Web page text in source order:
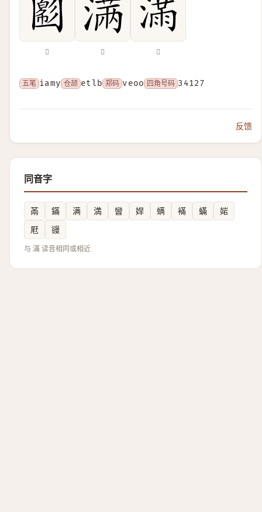
𡈪 𣺏 𣼛
五笔 iamy 仓颉 etlb 郑码 veoo 四角号码 34127
反馈
同音字
㒼 鏋 满 満 矕 娨 螨 襔 蟎
㛧
屘
䜱
与 滿 读音相同或相近